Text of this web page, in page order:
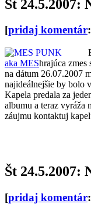
Št 24.5.2007:
[pridaj komentár
aka MEShrajúca
na dátum 26.07.2007
najideálnejšie by bolo
Kapela predala za
albumu a teraz vyráža
záujmu kontaktuj
Št 24.5.2007:
[pridaj komentár